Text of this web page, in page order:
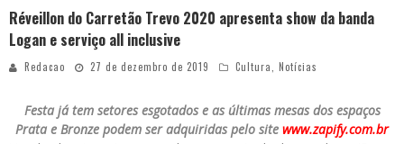
Réveillon do Carretão Trevo 2020 apresenta show da banda
Logan e serviço all inclusive
Redacao 27 de dezembro de 2019 Cultura Notícias
Festa já tem setores esgotados e as últimas mesas dos espaços
Prata e Bronze podem ser adquiridas pelo site www.zapify.com.br